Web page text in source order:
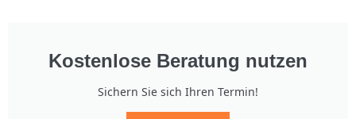
Kostenlose Beratung nutzen
Sichern Sie sich Ihren Termin!